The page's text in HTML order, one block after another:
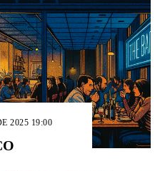
2025 19:00